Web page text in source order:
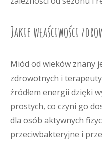
Jakie właściwości
Miód od wieków znany
zdrowotnych i
źródłem energii dzięki
prostych, co czyni go
dla osób aktywnych
przeciwbakteryjne i